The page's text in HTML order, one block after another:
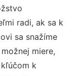
radi, ak sa k
sa snažíme
miere,
k